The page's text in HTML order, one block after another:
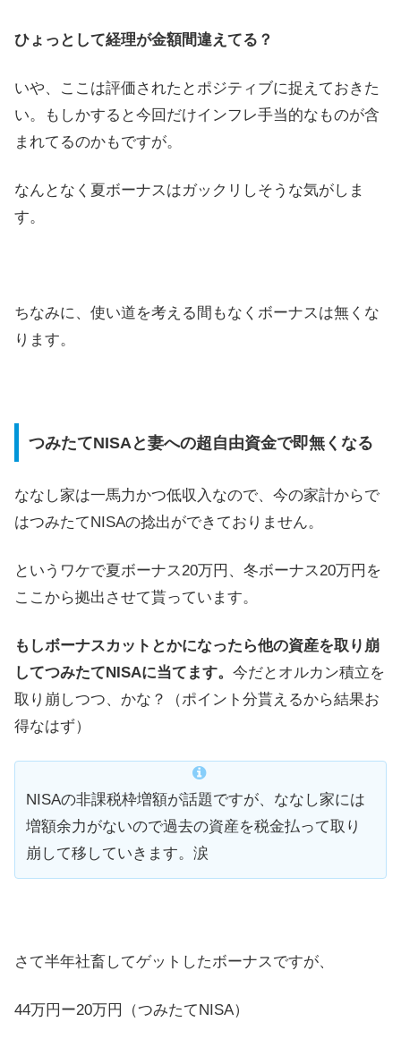
ひょっとして経理が金額間違えてる？
いや、ここは評価されたとポジティブに捉えておきた
い。もしかすると今回だけインフレ手当的なものが含
まれてるのかもですが。
なんとなく夏ボーナスはガックリしそうな気がしま
す。
ちなみに、使い道を考える間もなくボーナスは無くな
ります。
つみたてNISAと妻への超自由資金で即無くなる
ななし家は一馬力かつ低収入なので、今の家計からで
はつみたてNISAの捻出ができておりません。
というワケで夏ボーナス20万円、冬ボーナス20万円を
ここから拠出させて貰っています。
もしボーナスカットとかになったら他の資産を取り崩
してつみたてNISAに当てます。 今だとオルカン積立を
取り崩しつつ、かな？（ポイント分貰えるから結果お
得なはず）
NISAの非課税枠増額が話題ですが、ななし家には
増額余力がないので過去の資産を税金払って取り
崩して移していきます。涙
さて半年社畜してゲットしたボーナスですが、
44万円ー20万円（つみたてNISA）